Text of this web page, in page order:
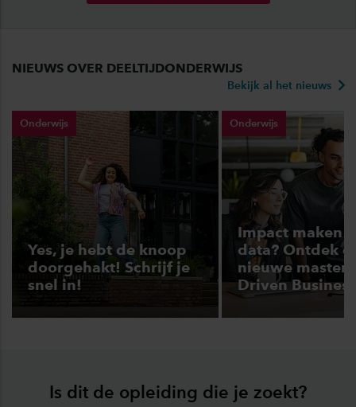
NIEUWS OVER DEELTIJDONDERWIJS
Bekijk al het nieuws
Onderwijs
Yes, je hebt de knoop
doorgehakt! Schrijf je
snel in!
Onderwijs
Impact maken
data? Ontdek
nieuwe master
Driven Business
Is dit de opleiding die je zoekt?